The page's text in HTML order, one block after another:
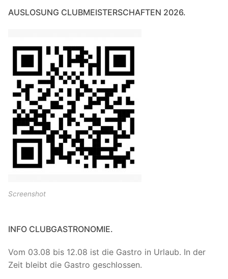
AUSLOSUNG CLUBMEISTERSCHAFTEN 2026.
Screenshot
INFO CLUBGASTRONOMIE.
Vom 03.08 bis 12.08 ist die Gastro in Urlaub. In der
Zeit bleibt die Gastro geschlossen.